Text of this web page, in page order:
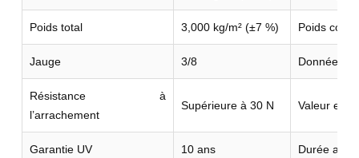
Poids total 3,000 kg/m² (±7 %) Poids
Jauge 3/8 Donnée de
Résistance à
l’arrachement
Supérieure à 30 N Valeur
Garantie UV 10 ans Durée